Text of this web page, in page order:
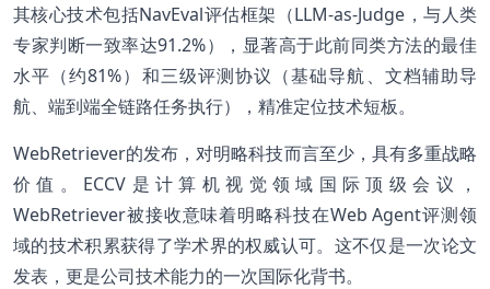
其核心技术包括NavEval评估框架（LLM-as-Judge，与人类
专家判断一致率达91.2%），显著高于此前同类方法的最佳
水平（约81%）和三级评测协议（基础导航、文档辅助导
航、端到端全链路任务执行），精准定位技术短板。
WebRetriever的发布，对明略科技而言至少，具有多重战略
价值。ECCV是计算机视觉领域国际顶级会议，
WebRetriever被接收意味着明略科技在Web Agent评测领
域的技术积累获得了学术界的权威认可。这不仅是一次论文
发表，更是公司技术能力的一次国际化背书。